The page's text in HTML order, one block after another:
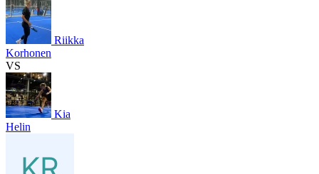
Riikka
Korhonen
VS
Kia
Helin